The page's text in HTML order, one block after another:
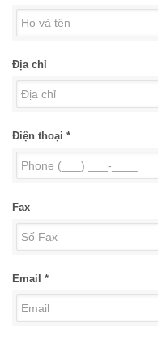
Địa chỉ
Điện thoại *
Fax
Email *